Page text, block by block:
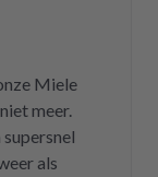
Miele
als